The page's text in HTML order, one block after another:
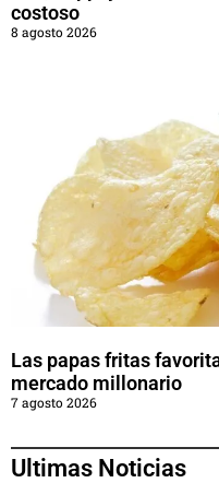
costoso
8 agosto 2026
Las papas fritas
mercado millonario
7 agosto 2026
Ultimas Noticias